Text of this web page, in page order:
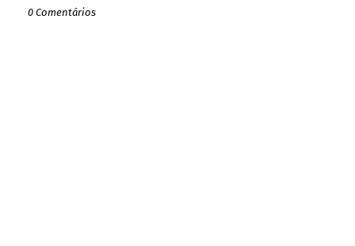
0 Comentários